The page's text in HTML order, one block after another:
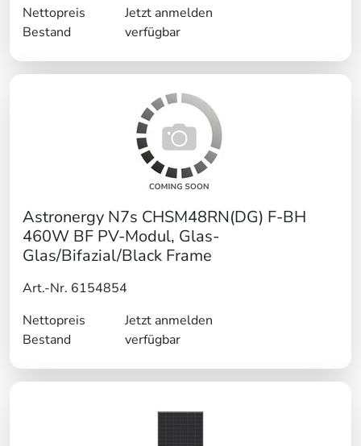
Nettopreis
Jetzt anmelden
Bestand
verfügbar
Astronergy N7s CHSM48RN(DG) F-BH
460W BF PV-Modul, Glas-
Glas/Bifazial/Black Frame
Art.-Nr. 6154854
Nettopreis
Jetzt anmelden
Bestand
verfügbar